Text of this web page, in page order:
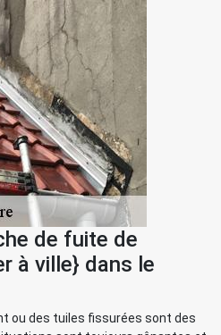
de fuite de
à ville} dans le
ou des tuiles fissurées sont des